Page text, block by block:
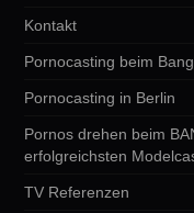
Kontakt
Pornocasting beim
Pornocasting in Berlin
Pornos drehen beim
erfolgreichsten
TV Referenzen